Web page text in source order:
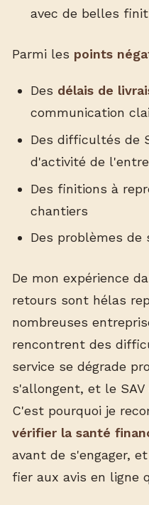
avec de belles
Parmi les points
Des délais de
communication
Des difficultés de
d'activité de
Des finitions à
chantiers
Des problèmes de
De mon expérience
retours sont hélas
nombreuses
rencontrent des
service se dégrade
s'allongent, et le
C'est pourquoi je
vérifier la santé
avant de s'engager,
fier aux avis en ligne